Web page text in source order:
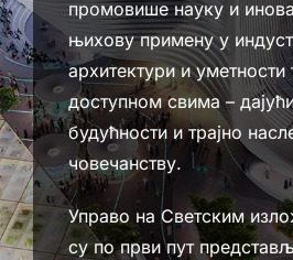
промовише науку и
њихову примену у
архитектури и
доступном свима –
будућности и трајно
човечанству.
Управо на Светским
су по први пут